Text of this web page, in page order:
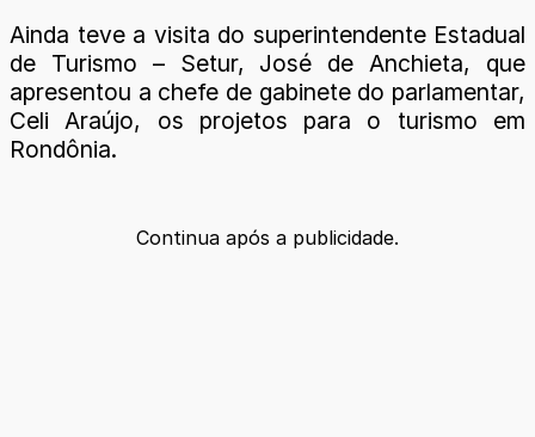
Ainda teve a visita do superintendente Estadual
de Turismo – Setur, José de Anchieta, que
apresentou a chefe de gabinete do parlamentar,
Celi Araújo, os projetos para o turismo em
Rondônia.
Continua após a publicidade.